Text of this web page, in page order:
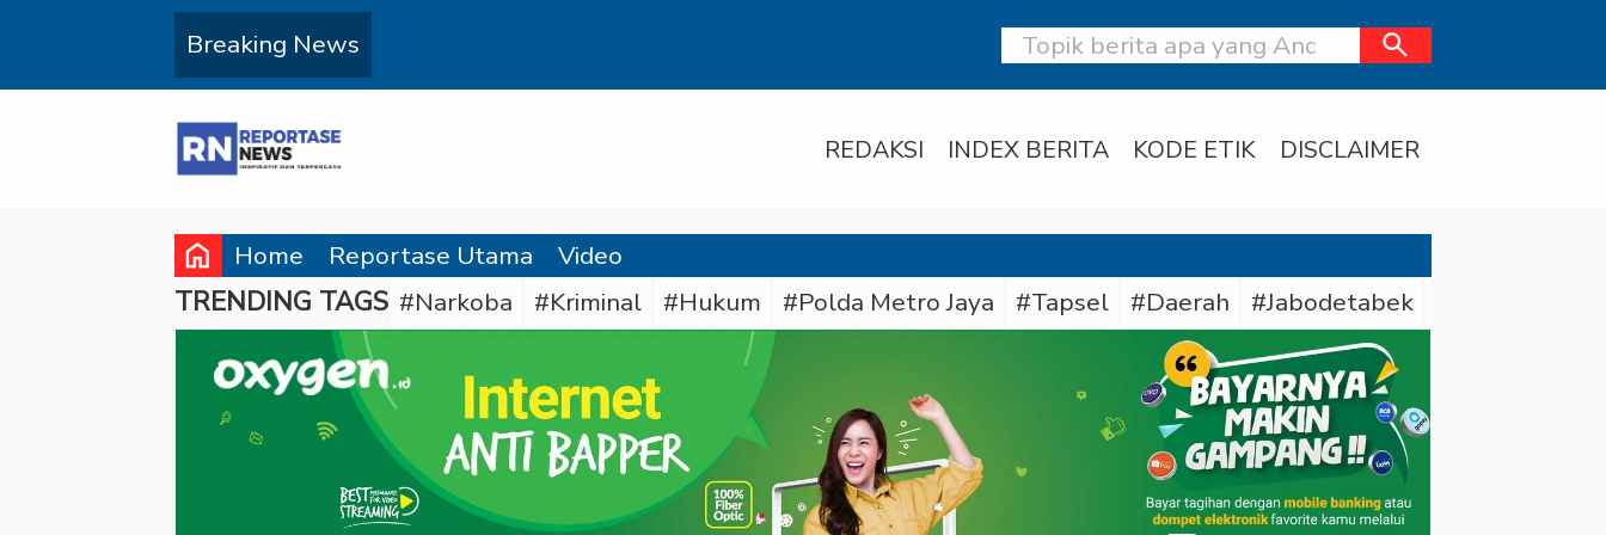
Breaking News search
REDAKSI INDEX BERITA KODE ETIK DISCLAIMER
home Home Reportase Utama Video
TRENDING TAGS #Narkoba #Kriminal #Hukum #Polda Metro Jaya #Tapsel #Daerah #Jabodetabek